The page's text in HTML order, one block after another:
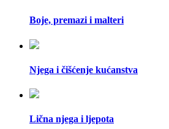
Boje, premazi i malteri
Njega i čišćenje kućanstva
Lična njega i ljepota